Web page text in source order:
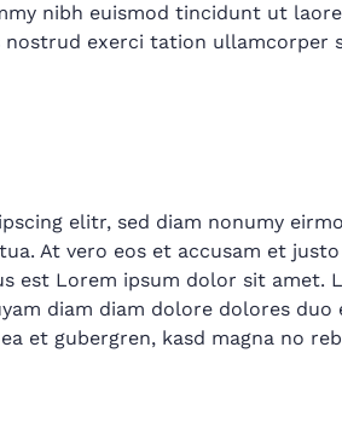
nibh euismod tincidunt ut
nostrud exerci tation ullamcorper
elitr, sed diam nonumy
At vero eos et accusam et
est Lorem ipsum dolor sit amet.
diam diam dolore dolores
et gubergren, kasd magna no